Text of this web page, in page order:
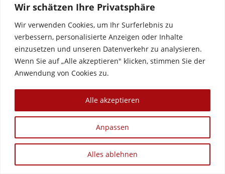
Wir schätzen Ihre Privatsphäre
Wir verwenden Cookies, um Ihr Surferlebnis zu
verbessern, personalisierte Anzeigen oder Inhalte
einzusetzen und unseren Datenverkehr zu analysieren.
Wenn Sie auf „Alle akzeptieren" klicken, stimmen Sie der
Anwendung von Cookies zu.
Anpassen
Alles ablehnen
Alle akzeptieren
Willen
Copyright 2012 - 2026 - Sandra Baumgärtner